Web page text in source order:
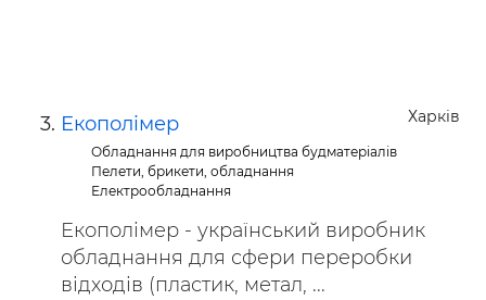
Харків
Екополімер
Обладнання для виробництва будматеріалів
Пелети, брикети, обладнання
Електрообладнання
Екополімер - український виробник
обладнання для сфери переробки
відходів (пластик, метал, ...